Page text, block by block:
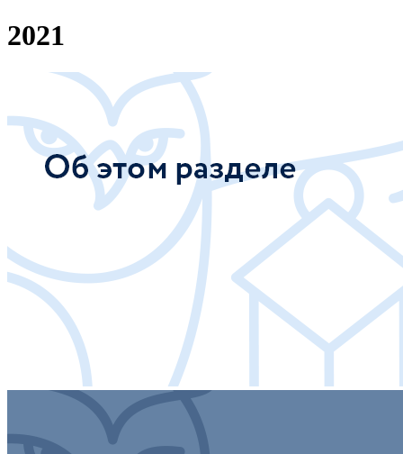
2021